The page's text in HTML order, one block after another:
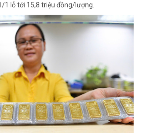
1 lỗ tới 15,8 triệu đồng/lượng.